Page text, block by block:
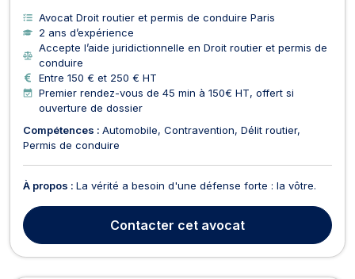
Avocat Droit routier et permis de conduire Paris
2 ans d’expérience
Accepte l’aide juridictionnelle en Droit routier et permis de
conduire
Entre 150 € et 250 € HT
Premier rendez-vous de 45 min à 150€ HT, offert si
ouverture de dossier
Compétences : Automobile Contravention Délit routier
Permis de conduire
À propos : La vérité a besoin d'une défense forte : la vôtre.
Contacter cet avocat